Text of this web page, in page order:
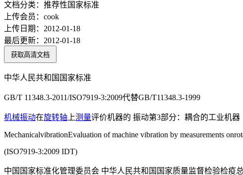
文档分类： 推荐性国家标准
上传会员： cook
上传日期： 2012-01-18
最后更新： 2012-01-18
获取高清文档
中华人民共和国国家标准
GB/T 11348.3-2011/ISO7919-3:2009代替GB/T11348.3-1999
机械振动在旋转轴上测量评价机器的 振动第3部分：耦合的工业机器
MechanicalvibrationEvaluation of machine vibration by measurements
(ISO7919-3:2009 IDT)
中国国家标准化管理委员会 中华人民共和国国家质量监督检验检疫